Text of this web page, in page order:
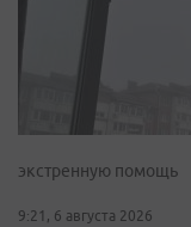
экстренную помощь
9:21, 6 августа 2026